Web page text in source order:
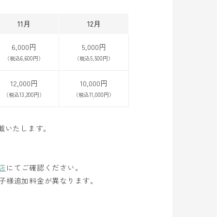
11月 12月
6,000円
（税込6,600円）
5,000円
（税込5,500円）
12,000円
（税込13,200円）
10,000円
（税込11,000円）
たします。
にてご確認ください。
追加料金が異なります。